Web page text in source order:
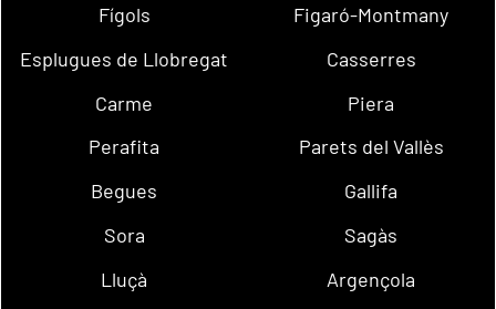
Fígols
Figaró-Montmany
Esplugues de Llobregat
Casserres
Carme
Piera
Perafita
Parets del Vallès
Begues
Gallifa
Sora
Sagàs
Lluçà
Argençola